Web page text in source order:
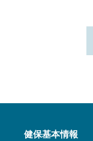
健保基本情報